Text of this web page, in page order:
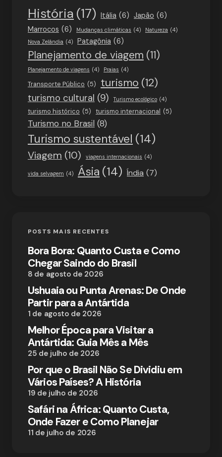
História (17) Itália (6) Japão (6)
Marrocos (6) Mudanças climáticas (4) Natureza (4)
Nova Zelândia (4) Patagônia (6)
Planejamento de viagem (11)
Planejamento de viagens (4) Praias (4)
Transporte Público (5) turismo (12)
turismo cultural (9) Turismo ecológico (4)
turismo histórico (5) turismo internacional (5)
Turismo no Brasil (8)
Turismo sustentável (14)
Viagem (10) viagens internacionais (4)
vida selvagem (4) Ásia (14) Índia (7)
POSTS MAIS RECENTES
Bora Bora: Quanto Custa e Como
Chegar Saindo do Brasil
8 de agosto de 2026
Ushuaia ou Punta Arenas: De Onde
Partir para a Antártida
1 de agosto de 2026
Melhor Época para Visitar a
Antártida: Guia Mês a Mês
25 de julho de 2026
Por que o Brasil Não Se Dividiu em
Vários Países? A História
19 de julho de 2026
Safári na África: Quanto Custa,
Onde Fazer e Como Planejar
11 de julho de 2026